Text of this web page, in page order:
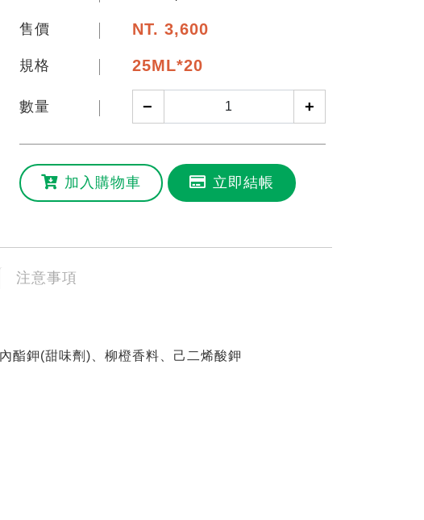
售價 NT. 3,600
規格 25ML*20
數量 − +
加入購物車 立即結帳
注意事項
酯鉀(甜味劑)、柳橙香料、己二烯酸鉀